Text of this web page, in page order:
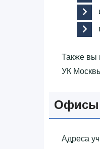
Также вы
УК
Офисы
Адреса